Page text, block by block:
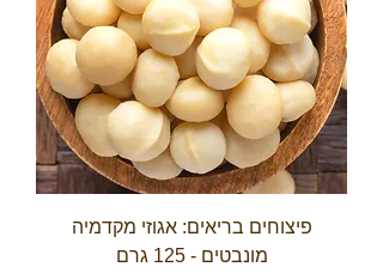
פיצוחים בריאים: אגוזי מקדמיה
מונבטים - 125 גרם